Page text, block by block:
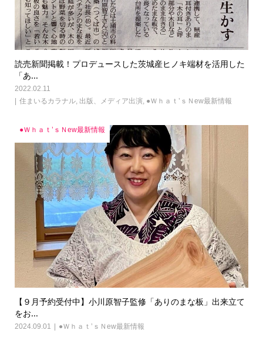
読売新聞掲載！プロデュースした茨城産ヒノキ端材を活用した
「あ...
2022.02.11
住まいるカラナル, 出版、メディア出演, ●Ｗｈａｔ’ｓＮew最新情報
●Ｗｈａｔ’ｓＮew最新情報
【９月予約受付中】小川原智子監修「ありのまな板」出来立て
をお...
2024.09.01 ●Ｗｈａｔ’ｓＮew最新情報